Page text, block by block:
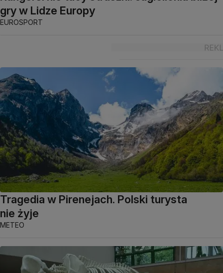
gry w Lidze Europy
EUROSPORT
Tragedia w Pirenejach. Polski turysta
nie żyje
METEO